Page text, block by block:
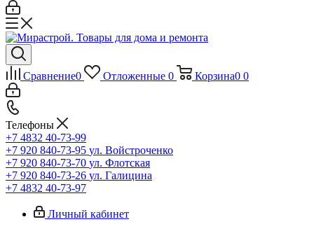
Сравнение0 Отложенные 0 Корзина0 0
Телефоны
+7 4832 40-73-99
+7 920 840-73-95 ул. Войстроченко
+7 920 840-73-70 ул. Флотская
+7 920 840-73-26 ул. Галицина
+7 4832 40-73-97
Личный кабинет